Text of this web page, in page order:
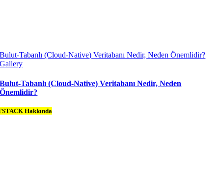
Bulut-Tabanlı (Cloud-Native) Veritabanı Nedir, Neden Önemlidir?
Gallery
Bulut-Tabanlı (Cloud-Native) Veritabanı Nedir, Neden
Önemlidir?
Hakkında